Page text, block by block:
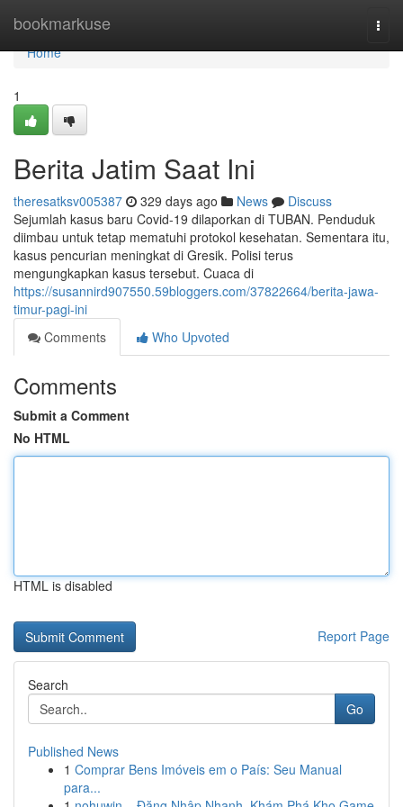
bookmarkuse
Home
Home
1
Berita Jatim Saat Ini
theresatksv005387 329 days ago News
Discuss
Sejumlah kasus baru Covid-19 dilaporkan di TUBAN. Penduduk
diimbau untuk tetap mematuhi protokol kesehatan. Sementara itu,
kasus pencurian meningkat di Gresik. Polisi terus
mengungkapkan kasus tersebut. Cuaca di
https://susannird907550.59bloggers.com/37822664/berita-jawa-
timur-pagi-ini
Comments
Who Upvoted
Comments
Submit a Comment
No HTML
HTML is disabled
Report Page
Search
Go
Published News
1 Comprar Bens Imóveis em o País: Seu Manual
para...